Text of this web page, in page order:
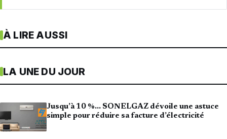
À LIRE AUSSI
LA UNE DU JOUR
Jusqu’à 10 %… SONELGAZ dévoile une astuce
simple pour réduire sa facture d’électricité